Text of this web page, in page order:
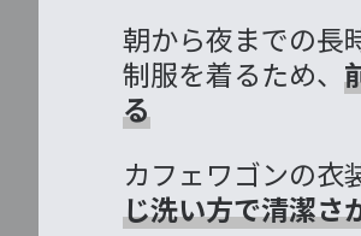
朝から夜までの長
制服を着るため、
る
カフェワゴンの衣
じ洗い方で清潔さ